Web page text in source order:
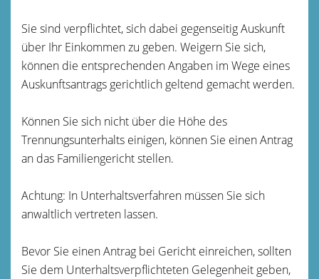
Sie sind verpflichtet, sich dabei gegenseitig Auskunft
über Ihr Einkommen zu geben. Weigern Sie sich,
können die entsprechenden Angaben im Wege eines
Auskunftsantrags gerichtlich geltend gemacht werden.
Können Sie sich nicht über die Höhe des
Trennungsunterhalts einigen, können Sie einen Antrag
an das Familiengericht stellen.
Achtung: In Unterhaltsverfahren müssen Sie sich
anwaltlich vertreten lassen.
Bevor Sie einen Antrag bei Gericht einreichen, sollten
Sie dem Unterhaltsverpflichteten Gelegenheit geben,